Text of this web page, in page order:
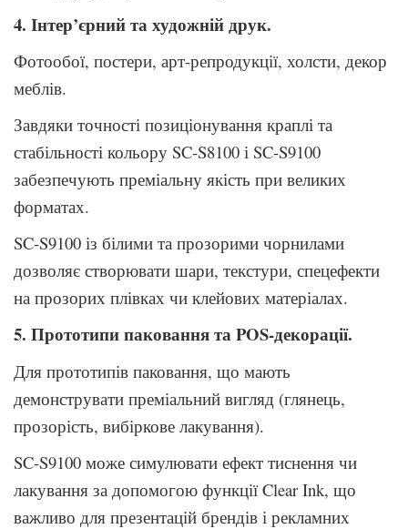
4. Інтер’єрний та художній друк.
Фотообої, постери, арт-репродукції, холсти, декор
меблів.
Завдяки точності позиціонування краплі та
стабільності кольору SC-S8100 і SC-S9100
забезпечують преміальну якість при великих
форматах.
SC-S9100 із білими та прозорими чорнилами
дозволяє створювати шари, текстури, спецефекти
на прозорих плівках чи клейових матеріалах.
5. Прототипи паковання та POS-декорації.
Для прототипів паковання, що мають
демонструвати преміальний вигляд (глянець,
прозорість, вибіркове лакування).
SC-S9100 може симулювати ефект тиснення чи
лакування за допомогою функції Clear Ink, що
важливо для презентацій брендів і рекламних